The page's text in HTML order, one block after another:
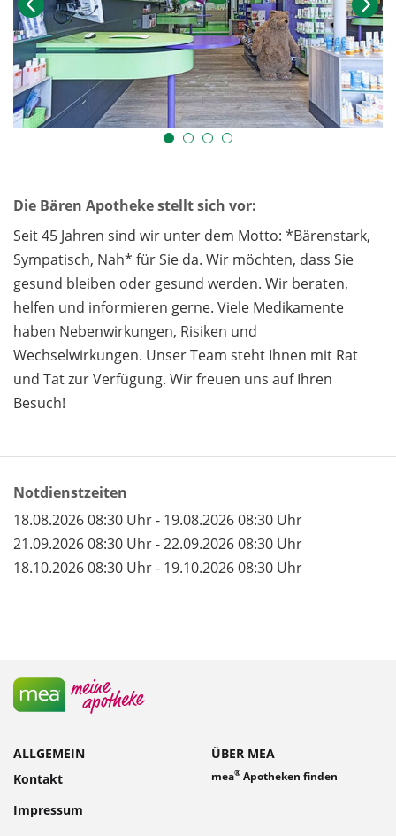
Die Bären Apotheke stellt sich vor:
Seit 45 Jahren sind wir unter dem Motto: *Bärenstark,
Sympatisch, Nah* für Sie da. Wir möchten, dass Sie
gesund bleiben oder gesund werden. Wir beraten,
helfen und informieren gerne. Viele Medikamente
haben Nebenwirkungen, Risiken und
Wechselwirkungen. Unser Team steht Ihnen mit Rat
und Tat zur Verfügung. Wir freuen uns auf Ihren
Besuch!
Notdienstzeiten
18.08.2026 08:30 Uhr - 19.08.2026 08:30 Uhr
21.09.2026 08:30 Uhr - 22.09.2026 08:30 Uhr
18.10.2026 08:30 Uhr - 19.10.2026 08:30 Uhr
ALLGEMEIN
Kontakt
Impressum
ÜBER MEA
mea® Apotheken finden